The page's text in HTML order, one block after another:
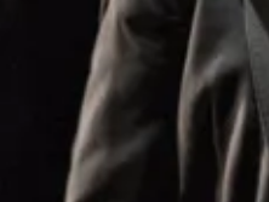
interprète Tatiana
Dernièrement, elle a
élémentaires
de
adaptation et mise en
Elle a accompagné
à la mise en scène de